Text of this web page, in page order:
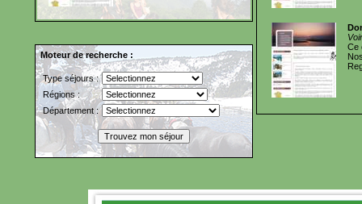
Moteur de recherche :
Type séjours :
Régions :
Département :
Ce